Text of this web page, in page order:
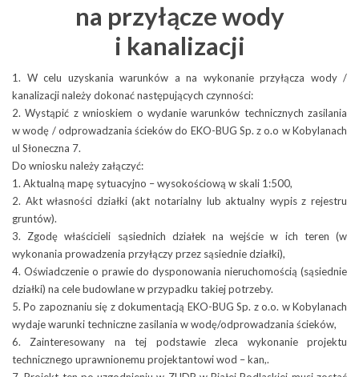
https://burze.dzis.net/?page=mapa
Więcej o: Ostrzeżenia pogodowe
BIEŻĄCA OCENA JAKOŚCI WODY Liczba artykułów:8
tych, którzy chcieliby bliżej
poznać specyfikę i zakres
naszej działalności zapraszamy do śledzenia zawartości tego
działu.
Więcej o: Działalność
Inwestycje i projekty Liczba artykułów:3
Zasoby
Obsługa klientów
EKO-BUG Spółka z o.o.
Kobylany, ul. Słoneczna 7
21-540 Małaszewicze
tel.: (83) 375 15 39
Oferta
Witamy w dziale ofertowym
naszego Zakładu. Zachęcamy
z zakresem oferowanych przez
nas usług, które podzielone
zostały na usługi dedykowane
przedsiębiorstwom
i odbiorcom prywatnym.
Zapraszamy do współpracy!
Więcej o: Oferta
Zapraszamy do działu poświęconego gospodarce wodnej
i ściekowej. Poznaj pełen zakres naszych działań związanych
z wodą i ściekami. Przekonaj się, że jesteśmy firmą służącą swoim
mieszkańcom nie tylko świadcząc usługi komunalne.
Więcej o: Woda i ścieki
Dostarczanie wody
Wodociągi
Obecnie wodociąg komunalny ma 102 km długości, a łączna
długość przyłączy wynosi 44 km.
Wodę do sieci dostarcza gminne ujęcie wody w Koroszczynie
o wydajności 4 800 m na dobę. Dwa odwierty czerpią
z głębokości 340 m wodę o znakomitych parametrach
Sprzątanie i odpady
na przyłącze wody
i kanalizacji
1. W celu uzyskania warunków a na wykonanie przyłącza wody /
kanalizacji należy dokonać następujących czynności:
2. Wystąpić z wnioskiem o wydanie warunków technicznych zasilania
w wodę / odprowadzania ścieków do EKO-BUG Sp. z o.o w Kobylanach
ul Słoneczna 7.
Do wniosku należy załączyć:
1. Aktualną mapę sytuacyjno – wysokościową w skali 1:500,
2. Akt własności działki (akt notarialny lub aktualny wypis z rejestru
gruntów).
3. Zgodę właścicieli sąsiednich działek na wejście w ich teren (w
wykonania prowadzenia przyłączy przez sąsiednie działki),
4. Oświadczenie o prawie do dysponowania nieruchomością (sąsiednie
działki) na cele budowlane w przypadku takiej potrzeby.
5. Po zapoznaniu się z dokumentacją EKO-BUG Sp. z o.o. w Kobylanach
wydaje warunki techniczne zasilania w wodę/odprowadzania ścieków,
6. Zainteresowany na tej podstawie zleca wykonanie projektu
technicznego uprawnionemu projektantowi wod – kan,.